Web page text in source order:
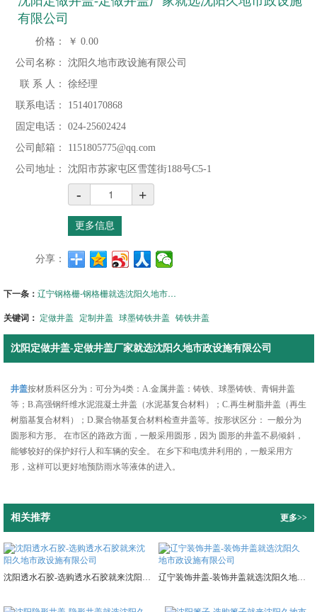
有限公司
价格： ￥ 0.00
公司名称：
沈阳久地市政设施有限公司
联 系 人：
徐经理
联系电话：
15140170868
固定电话：
024-25602424
公司邮箱：
1151805775@qq.com
公司地址：
沈阳市苏家屯区雪莲街188号C5-1
- +
更多信息
分享：
下一条： 辽宁钢格栅-钢格栅就选沈阳久地市政设施有限公司
关键词： 定做井盖 定制井盖 球墨铸铁井盖 铸铁井盖
沈阳定做井盖-定做井盖厂家就选沈阳久地市政设施有限公司
井盖按材质科区分为：可分为4类：A.金属井盖：铸铁、球墨铸铁、青铜井盖
等；B.高强钢纤维水泥混凝土井盖（水泥基复合材料）；C.再生树脂井盖（再生
树脂基复合材料）；D.聚合物基复合材料检查井盖等。按形状区分： 一般分为
圆形和方形。 在市区的路政方面，一般采用圆形，因为 圆形的井盖不易倾斜，
能够较好的保护好行人和车辆的安全。 在乡下和电缆井利用的，一般采用方
形，这样可以更好地预防雨水等液体的进入。
相关推荐 更多>>
沈阳透水石胶-选购透水石胶就来沈阳久地市政设施有限公司 辽宁装饰井盖-装饰井盖就选沈阳久地市政设施有限公司